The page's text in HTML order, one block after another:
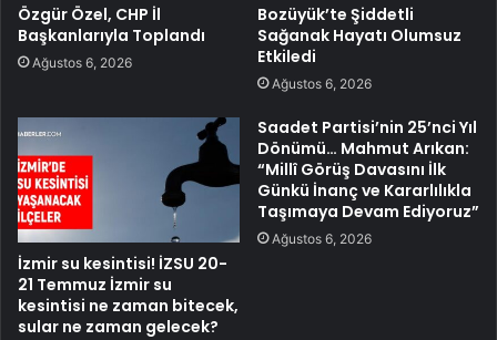
Özgür Özel, CHP İl
Başkanlarıyla Toplandı
Ağustos 6, 2026
Bozüyük’te Şiddetli
Sağanak Hayatı Olumsuz
Etkiledi
Ağustos 6, 2026
İzmir su kesintisi! İZSU 20-
21 Temmuz İzmir su
kesintisi ne zaman bitecek,
sular ne zaman gelecek?
Saadet Partisi’nin 25’nci Yıl
Dönümü… Mahmut Arıkan:
“Millî Görüş Davasını İlk
Günkü İnanç ve Kararlılıkla
Taşımaya Devam Ediyoruz”
Ağustos 6, 2026